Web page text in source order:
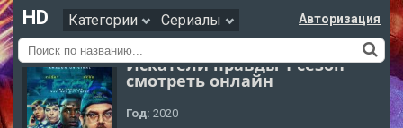
HD Категории Сериалы Авторизация
Искатели правды 1 сезон
смотреть онлайн
Год: 2020